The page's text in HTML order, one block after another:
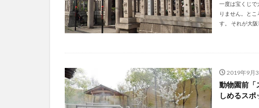
一度は宝くじで
りません。と
す。 それが大
2019年9月3
動物園前「
しめるスポ